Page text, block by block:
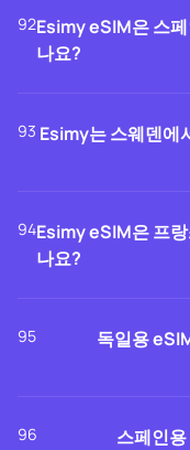
92Esimy eSIM은 스
나요?
93 Esimy는 스웨덴에
94Esimy eSIM은 프
나요?
95 독일용
96 스페인